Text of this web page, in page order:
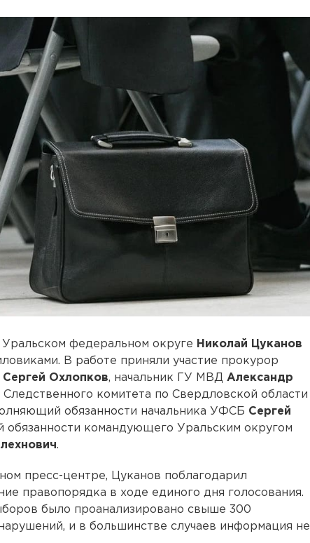
федеральном округе Николай Цуканов
В работе приняли участие прокурор
Сергей Охлопков, начальник ГУ МВД Александр
Следственного комитета по Свердловской области
обязанности начальника УФСБ Сергей
обязанности командующего Уральским округом
.
пресс-центре, Цуканов поблагодарил
правопорядка в ходе единого дня голосования.
было проанализировано свыше 300
и в большинстве случаев информация не